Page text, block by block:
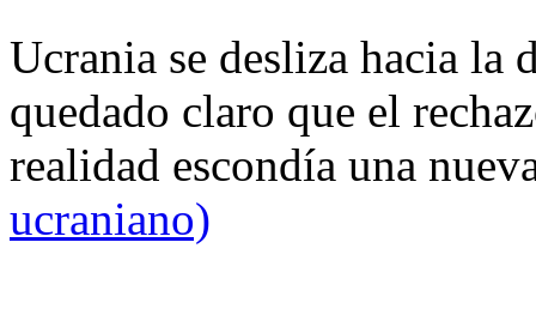
Ucrania se desliza hacia
quedado claro que el
realidad escondía una
ucraniano)